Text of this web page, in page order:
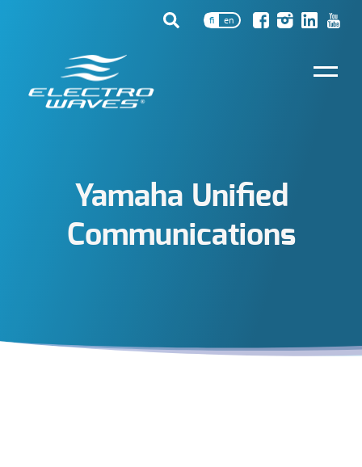
fi en
Yamaha Unified
Communications